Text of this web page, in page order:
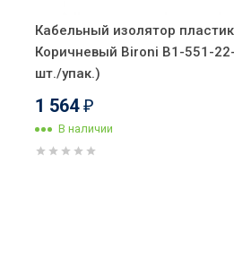
Кабельный изолятор
Коричневый Bironi B1-551-
шт./упак.)
1 564 ₽
В наличии